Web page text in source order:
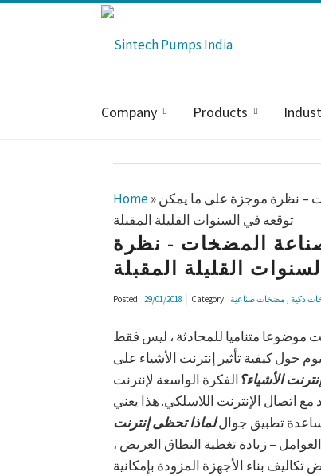
Company Products
Home»– نظرة موجزة على ما يمكن
توقعه في السنوات القليلة المقبلة
صناعة المضخات - نظرة
القليلة المقبلة
Posted: 29/01/2018 Category: ذكية , مضخات صناعية
موضوعا متناميا للمحادثة ، ليس فقط
حول كيفية تأثير إنترنت الأشياء على
الأشياء؟الفكرة الواسعة لإنترنت
مع اتصال الإنترنت اللاسلكي. هذا يعني
تطبيق جوال.لماذا تحظى إنترنت
– زيادة تغطية النطاق العريض ،